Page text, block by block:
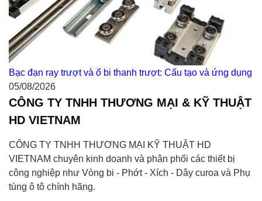
Bạc đạn ray trượt và ổ bi thanh trượt: Cấu tạo và ứng dụng
05/08/2026
CÔNG TY TNHH THƯƠNG MẠI & KỸ THUẬT
HD VIETNAM
CÔNG TY TNHH THƯƠNG MẠI KỸ THUẬT HD
VIETNAM chuyên kinh doanh và phân phối các thiết bị
công nghiệp như Vòng bi - Phớt - Xích - Dây curoa và Phụ
tùng ô tô chính hãng.